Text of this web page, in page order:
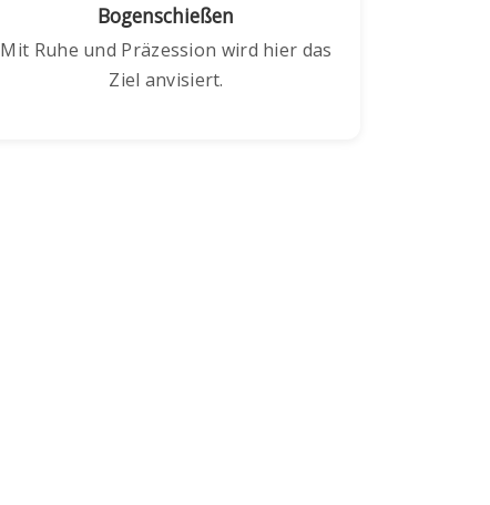
Bogenschießen
Mit Ruhe und Präzession wird hier das
Ziel anvisiert.